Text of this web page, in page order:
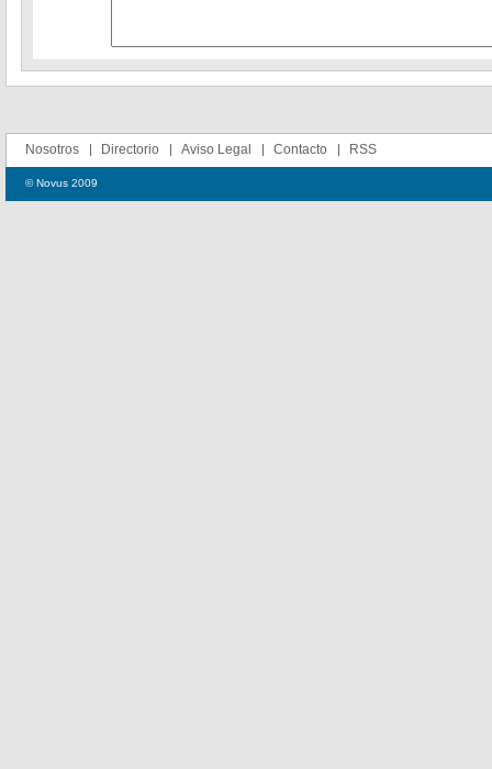
Nosotros Directorio Aviso Legal Contacto RSS
© Novus 2009